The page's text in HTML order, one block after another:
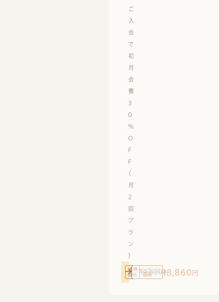
ご
入
会
で
初
月
会
費
3
0
%
O
F
F
（
月
2
回
プ
ラ
ン
）
通常
価格 19,800円
キャンペーン
価格
13,860 円